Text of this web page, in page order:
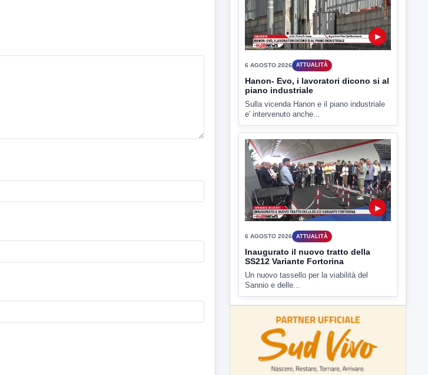
6 AGOSTO 2026 ATTUALITÀ
Inaugurato il nuovo tratto della
SS212 Variante Fortorina
Un nuovo tassello per la viabilità del
Sannio e delle...